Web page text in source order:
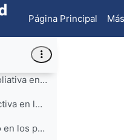
Página Principal
Más
Control de la reproducción ovina mediante la utilización de esponjas vaginales
Citología vaginal exfoliativa en la perra y en la gata y citología prepucial en el perro
Exploración reproductiva en los gatos macho. Aplicación práctica de la citología exfoliativa
Examen reproductivo en los perros machos